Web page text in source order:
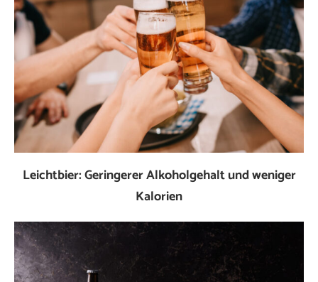
Leichtbier: Geringerer Alkoholgehalt und weniger
Kalorien